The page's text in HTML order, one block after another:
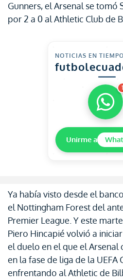
Gunners, el Arsenal se tomó
por 2 a 0 al Athletic Club de
NOTICIAS EN
1
Unirme a
Ya había visto desde el
el Nottingham Forest del
Premier League. Y este
Piero Hincapié volvió a
el duelo en el que el
en la fase de liga de la UEFA
enfrentando al Athletic de